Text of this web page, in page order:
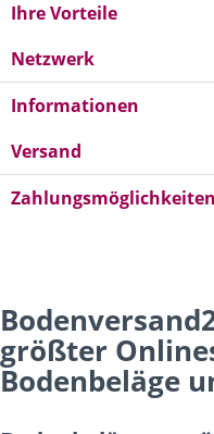
Ihre Vorteile
Netzwerk
Informationen
Versand
Zahlungsmöglichkeiten
größter
Bodenbeläge